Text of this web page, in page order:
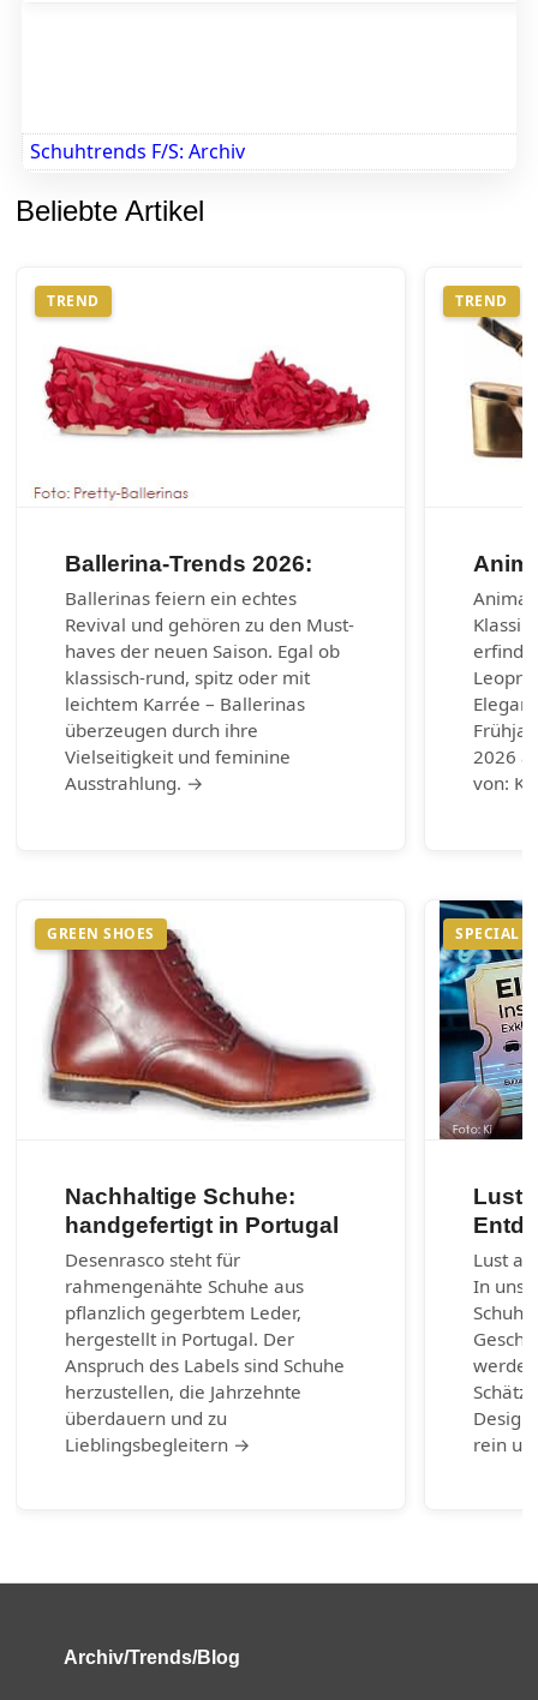
Schuhtrends F/S: Archiv
Beliebte Artikel
TREND
Ballerina-Trends 2026:
Ballerinas feiern ein echtes
Revival und gehören zu den Must-
haves der neuen Saison. Egal ob
klassisch-rund, spitz oder mit
leichtem Karrée – Ballerinas
überzeugen durch ihre
Vielseitigkeit und feminine
Ausstrahlung. →
TREND
2026
von:
GREEN SHOES
Nachhaltige Schuhe:
handgefertigt in Portugal
Desenrasco steht für
rahmengenähte Schuhe aus
pflanzlich gegerbtem Leder,
hergestellt in Portugal. Der
Anspruch des Labels sind Schuhe
herzustellen, die Jahrzehnte
überdauern und zu
Lieblingsbegleitern →
SPECIAL
Lust
Lust
In
rein
Archiv/Trends/Blog